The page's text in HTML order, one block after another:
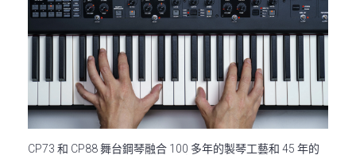
CP73 和 CP88 舞台鋼琴融合 100 多年的製琴工藝和 45 年的